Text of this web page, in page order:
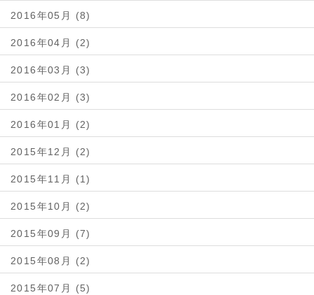
2016年05月 (8)
2016年04月 (2)
2016年03月 (3)
2016年02月 (3)
2016年01月 (2)
2015年12月 (2)
2015年11月 (1)
2015年10月 (2)
2015年09月 (7)
2015年08月 (2)
2015年07月 (5)